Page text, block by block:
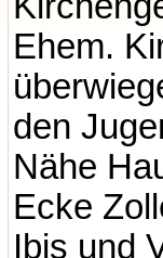
Ehem.
den
Nähe
Ecke
Ibis und